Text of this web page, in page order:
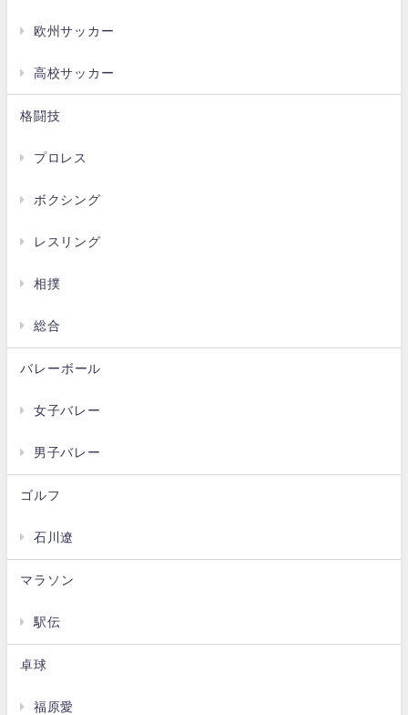
欧州サッカー
高校サッカー
格闘技
プロレス
ボクシング
レスリング
相撲
総合
バレーボール
女子バレー
男子バレー
ゴルフ
石川遼
マラソン
駅伝
卓球
福原愛